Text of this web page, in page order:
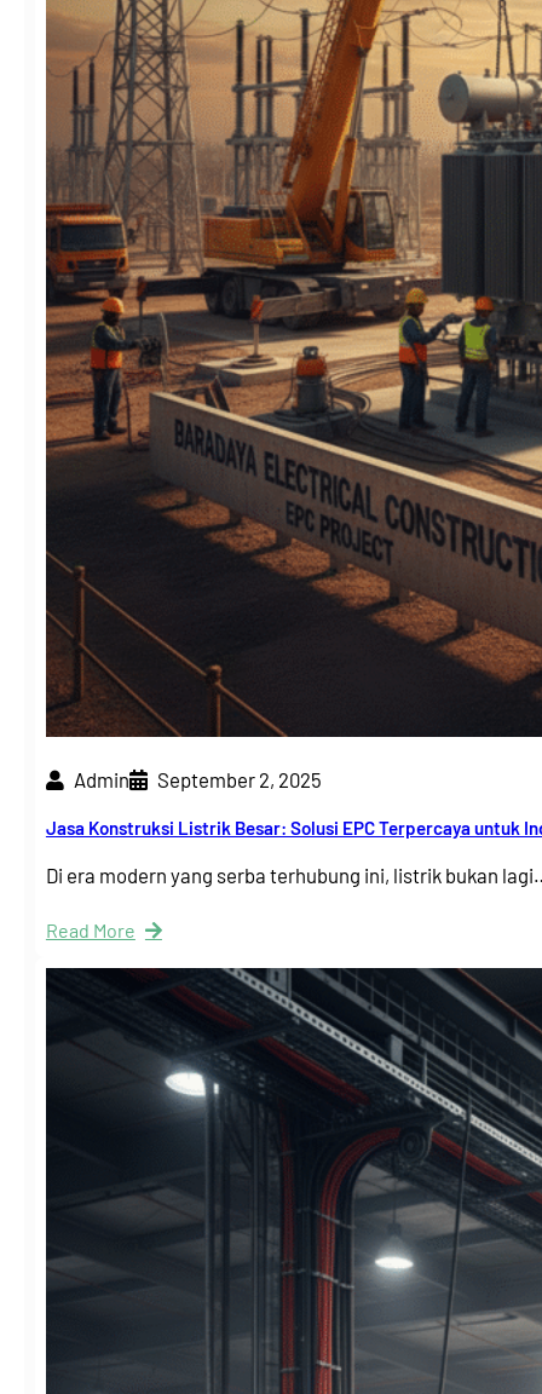
Admin September 2, 2025
Jasa Konstruksi Listrik Besar: Solusi EPC Terpercaya untuk
Di era modern yang serba terhubung ini, listrik bukan
Read More